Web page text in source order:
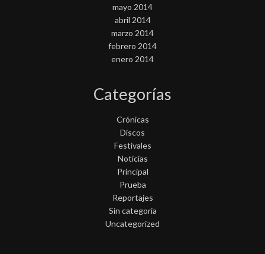
mayo 2014
abril 2014
marzo 2014
febrero 2014
enero 2014
Categorías
Crónicas
Discos
Festivales
Noticias
Principal
Prueba
Reportajes
Sin categoría
Uncategorized